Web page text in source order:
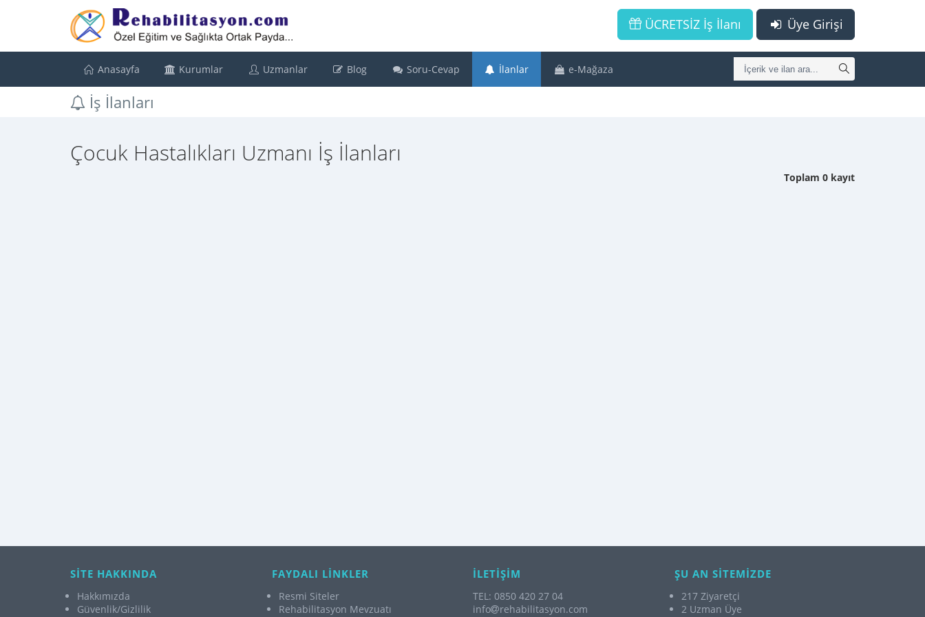
Üye Girişi
ÜCRETSİZ İş İlanı
Anasayfa Kurumlar Uzmanlar Blog Soru-Cevap İlanlar e-Mağaza
İş İlanları
Çocuk Hastalıkları Uzmanı İş İlanları
Toplam 0 kayıt
SİTE HAKKINDA
Hakkımızda
Güvenlik/Gizlilik
FAYDALI LİNKLER
Resmi Siteler
Rehabilitasyon Mevzuatı
İLETİŞİM
TEL: 0850 420 27 04
info
rehabilitasyon.com
ŞU AN SİTEMİZDE
217 Ziyaretçi
2 Uzman Üye